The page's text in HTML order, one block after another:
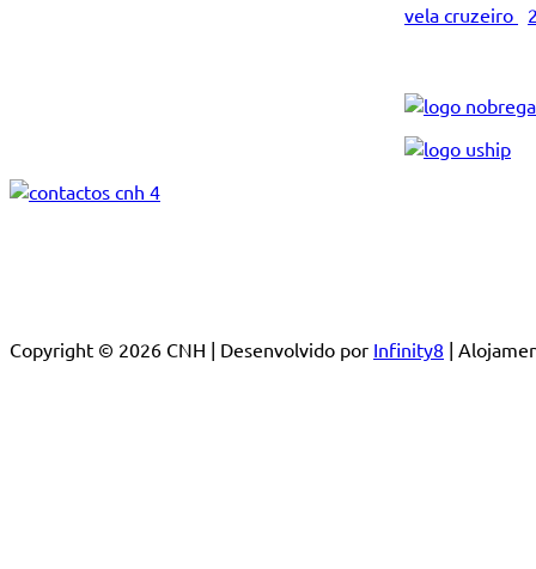
vela cruzeiro
Copyright © 2026 CNH | Desenvolvido por Infinity8 |